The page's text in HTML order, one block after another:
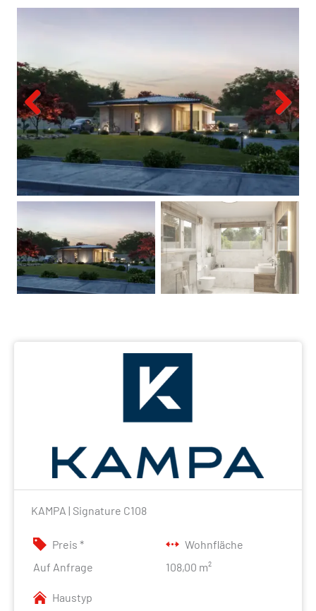
KAMPA | Signature C108
Preis *
Auf Anfrage
Wohnfläche
108,00 m²
Haustyp
Previous Next